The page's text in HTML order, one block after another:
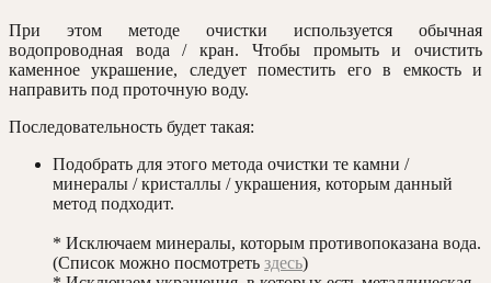
При этом методе очистки используется обычная
водопроводная вода / кран. Чтобы промыть и очистить
каменное украшение, следует поместить его в емкость и
направить под проточную воду.
Последовательность будет такая:
Подобрать для этого метода очистки те камни /
минералы / кристаллы / украшения, которым данный
метод подходит.
* Исключаем минералы, которым противопоказана вода.
(Список можно посмотреть здесь)